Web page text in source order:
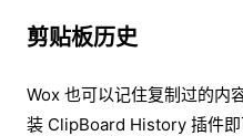
剪贴板历史
Wox 也可以记住复制过的内
装 ClipBoard History 插件即